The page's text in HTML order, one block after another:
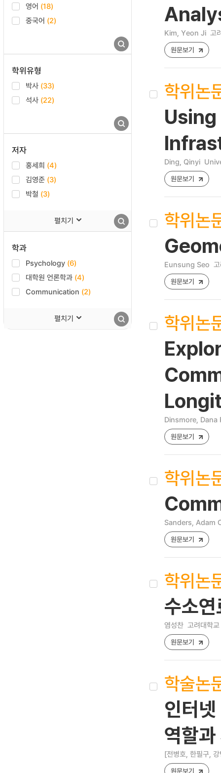
영어 (18)
중국어 (2)
학위유형
박사 (33)
석사 (22)
저자
홍세희 (4)
김영준 (3)
박철 (3)
펼치기
학과
Psychology (6)
대학원 언론학과 (4)
Communication (2)
펼치기
Kim, Yeon Ji 고
원문보기
학위논
Ding, Qinyi
원문보기
학위논
Eunsung Seo
원문보기
학위논
Dinsmore, Dana
원문보기
학위논
Sanders, Adam
원문보기
학위논
수소
염성찬 고려대학
원문보기
학술논
인터
역할
[전병호, 한필구,
원문보기